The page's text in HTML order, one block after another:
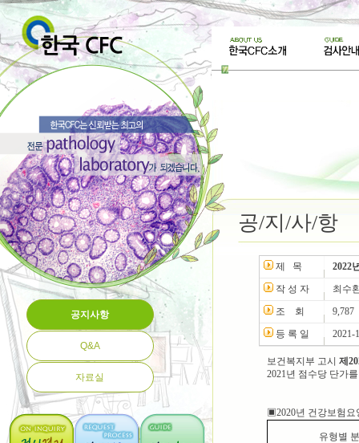
공지사항
Q&A
자료실
공/지/사/항
제 목
2022
작 성 자
최수
조 회
9,787
등 록 일
2021-
보건복지부 고시 제
2021년 점수당 단가
▣2020년 건강보험요
유형별